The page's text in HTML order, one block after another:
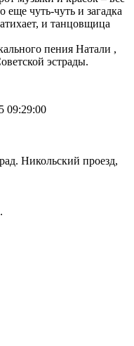
еще чуть-чуть и загадка
и танцовщица
пения Натали ,
эстрады.
09:29:00
Никольский проезд,